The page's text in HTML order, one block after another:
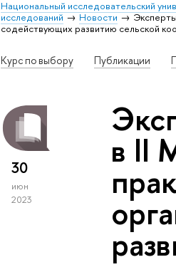
Национальный исследовательский
исследований
Новости
содействующих развитию сельской
Курс по выбору Публикации
30
июн
2023
в II